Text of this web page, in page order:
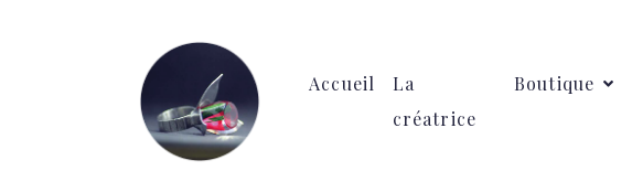
Accueil
La
créatrice
Boutique